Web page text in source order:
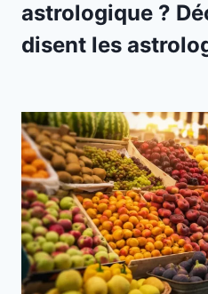
astrologique ?
disent les